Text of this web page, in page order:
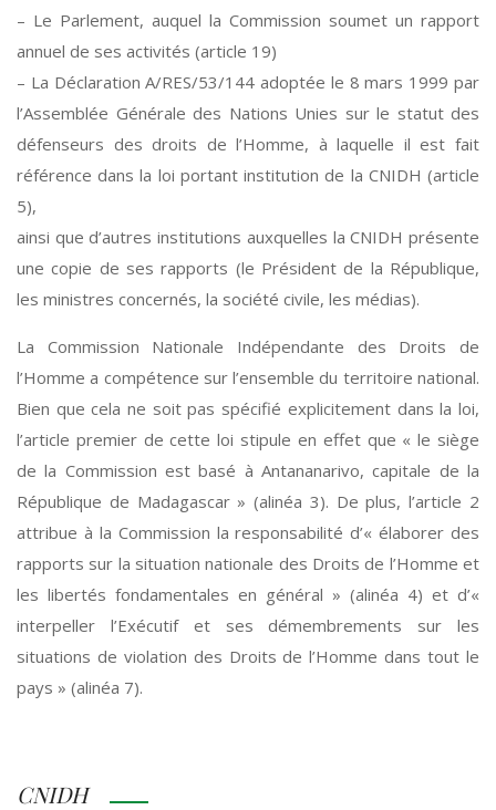
– Le Parlement, auquel la Commission soumet un rapport
annuel de ses activités (article 19)
– La Déclaration A/RES/53/144 adoptée le 8 mars 1999 par
l’Assemblée Générale des Nations Unies sur le statut des
défenseurs des droits de l’Homme, à laquelle il est fait
référence dans la loi portant institution de la CNIDH (article
5),
ainsi que d’autres institutions auxquelles la CNIDH présente
une copie de ses rapports (le Président de la République,
les ministres concernés, la société civile, les médias).
La Commission Nationale Indépendante des Droits de
l’Homme a compétence sur l’ensemble du territoire national.
Bien que cela ne soit pas spécifié explicitement dans la loi,
l’article premier de cette loi stipule en effet que « le siège
de la Commission est basé à Antananarivo, capitale de la
République de Madagascar » (alinéa 3). De plus, l’article 2
attribue à la Commission la responsabilité d’« élaborer des
rapports sur la situation nationale des Droits de l’Homme et
les libertés fondamentales en général » (alinéa 4) et d’«
interpeller l’Exécutif et ses démembrements sur les
situations de violation des Droits de l’Homme dans tout le
pays » (alinéa 7).
CNIDH